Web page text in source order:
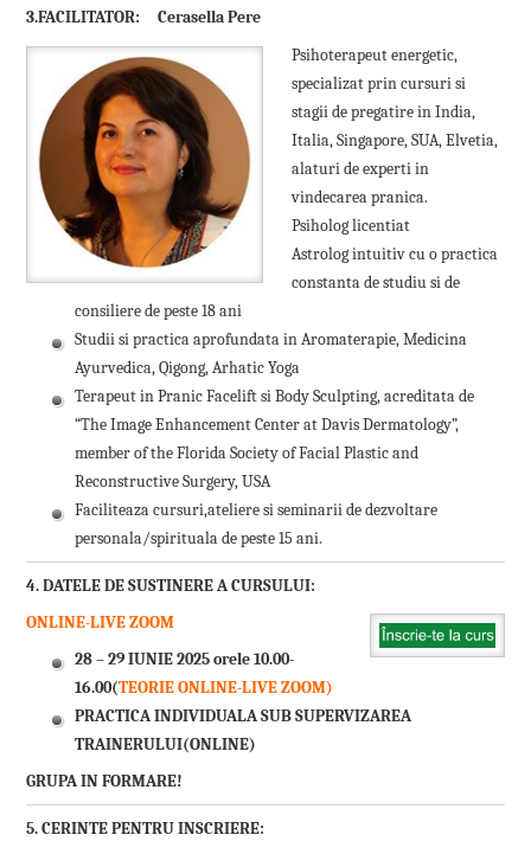
3.FACILITATOR: Cerasella Pere
Psihoterapeut energetic,
specializat prin cursuri si
stagii de pregatire in India,
Italia, Singapore, SUA, Elvetia,
alaturi de experti in
vindecarea pranica.
Psiholog licentiat
Astrolog intuitiv cu o practica
constanta de studiu si de
consiliere de peste 18 ani
Studii si practica aprofundata in Aromaterapie, Medicina
Ayurvedica, Qigong, Arhatic Yoga
Terapeut in Pranic Facelift si Body Sculpting, acreditata de
“The Image Enhancement Center at Davis Dermatology”,
member of the Florida Society of Facial Plastic and
Reconstructive Surgery, USA
Faciliteaza cursuri,ateliere si seminarii de dezvoltare
personala/spirituala de peste 15 ani.
4. DATELE DE SUSTINERE A CURSULUI:
ONLINE-LIVE ZOOM
28 – 29 IUNIE 2025 orele 10.00-
16.00(TEORIE ONLINE-LIVE ZOOM)
PRACTICA INDIVIDUALA SUB SUPERVIZAREA
TRAINERULUI(ONLINE)
GRUPA IN FORMARE!
5. CERINTE PENTRU INSCRIERE: